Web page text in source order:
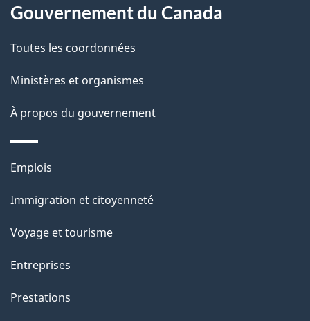
a
g
e
a
c
i
o
s
u
e
t
e
Gouvernement du Canada
Toutes les coordonnées
Ministères et organismes
À propos du gouvernement
Thèmes
sujets
Emplois
Immigration et citoyenneté
Voyage et tourisme
Entreprises
Prestations